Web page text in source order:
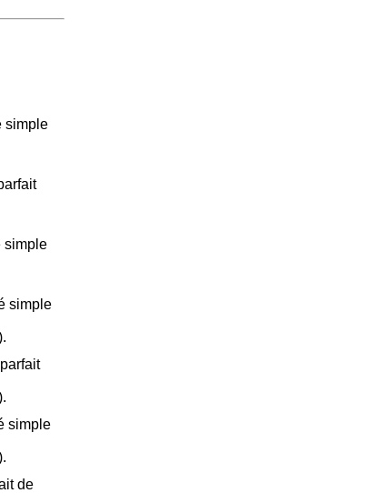
simple
simple
simple
simple
de